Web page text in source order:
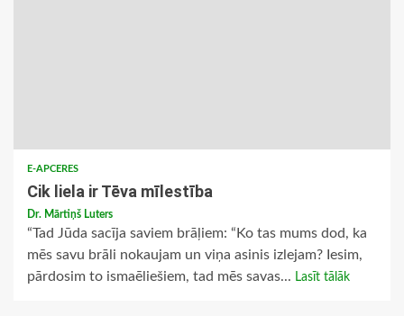
E-APCERES
Cik liela ir Tēva mīlestība
Dr. Mārtiņš Luters
“Tad Jūda sacīja saviem brāļiem: “Ko tas mums dod, ka
mēs savu brāli nokaujam un viņa asinis izlejam? Iesim,
pārdosim to ismaēliešiem, tad mēs savas... Lasīt tālāk